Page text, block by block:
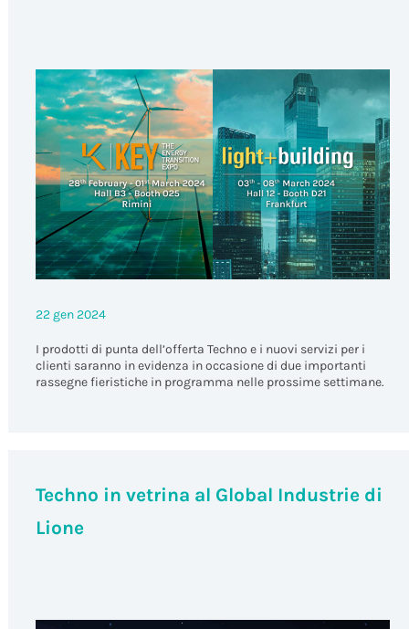
22 gen 2024
I prodotti di punta dell’offerta Techno e i nuovi servizi per i
clienti saranno in evidenza in occasione di due importanti
rassegne fieristiche in programma nelle prossime settimane.
Techno in vetrina al Global Industrie di
Lione